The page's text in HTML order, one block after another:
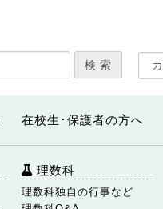
在校生･保護者の方へ
理数科
理数科独自の行事など